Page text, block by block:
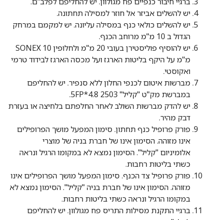
יש להשלים אביזר אל חוזר למסילה תחתונה.
יש להשלים כולאי כנף במסילה עליונה. יש למקמם במרחק
הגדול ב 10 מ"מ מרוחב הכנף.
יש להוסיף פוליסטירן בעובי 20 מ"מ ולחלופין SONEX 10
מ"מ על היקף בליטות הארגז ועל מכסה הארגז לבידוד טרמי
ואקוסטי.
מברשות איטום לכנפי החלון ללא סנפיר. יש להחליפם
במברשת מק"ט "קליל" 2503 5FP*4.8.
יש להדק מברשות השולב לאחר החלפתם בלחיצה או בעזרת
דבק מהיר.
פורק פרופיל כנף תחתון. סימון המפעל מושך הפרופילים
אינו מזוהה. הסימון אינו של חברת בניה של מוצרי
אלומיניום "קליל". הסימון נמצא לא במקומו הרגיל ונראה
כשתי בליטות רחבות.
פורק פרופיל צד הכנף. סימון המפעל מושך הפרופילים אינו
מזוהה. הסימון אינו של חברת בניה "קליל". הסימון נמצא לא
במקומו הרגיל ונראה כשתי בליטות רחבות.
ברגיי התקנת מסילות התריס פח מגולוון. יש להחליפם